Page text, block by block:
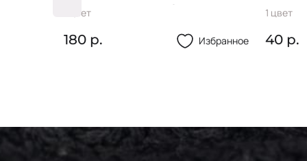
Лампас репс 38мм
1 цвет
180 р. Избранное
1 цвет
40 р.